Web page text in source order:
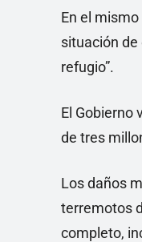
En el
situación de
refugio”.
El Gobierno
de tres
Los daños
terremotos
completo,